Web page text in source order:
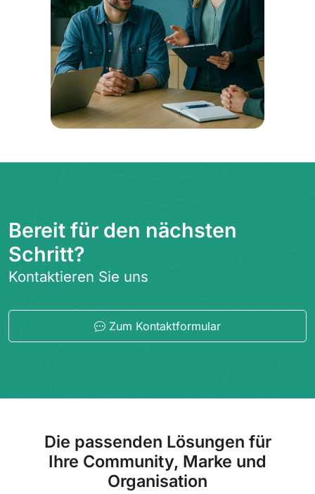
Bereit für den nächsten
Schritt?
Kontaktieren Sie uns
Zum Kontaktformular
Die passenden Lösungen für
Ihre Community, Marke und
Organisation